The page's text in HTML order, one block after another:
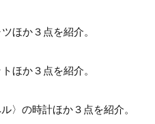
ほか３点を紹介。
ほか３点を紹介。
〉の時計ほか３点を紹介。